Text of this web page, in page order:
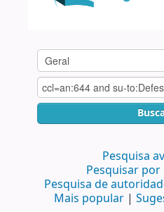
Pesquisa
Pesquisar
Pesquisa de
Mais popular